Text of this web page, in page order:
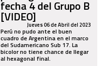
fecha 4 del Grupo B
[VIDEO]Jueves 06 de Abril del 2023
Perú no pudo ante el buen
cuadro de Argentina en el marco
del Sudamericano Sub 17. La
bicolor no tiene chance de llegar
al hexagonal final.